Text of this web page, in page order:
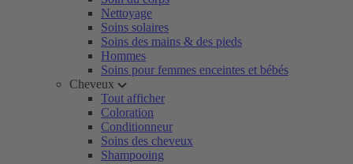
Nettoyage
Soins solaires
Soins des mains & des pieds
Hommes
Soins pour femmes enceintes et bébés
Cheveux
Tout afficher
Coloration
Conditionneur
Soins des cheveux
Shampooing